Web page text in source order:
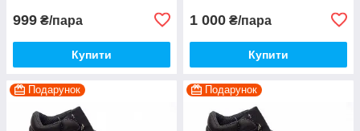
999 ₴/пара
Купити
1 000 ₴/пара
Купити
Подарунок Подарунок